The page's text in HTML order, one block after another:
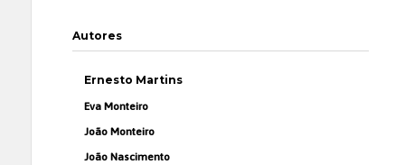
Autores
Ernesto Martins
Eva Monteiro
João Monteiro
João Nascimento